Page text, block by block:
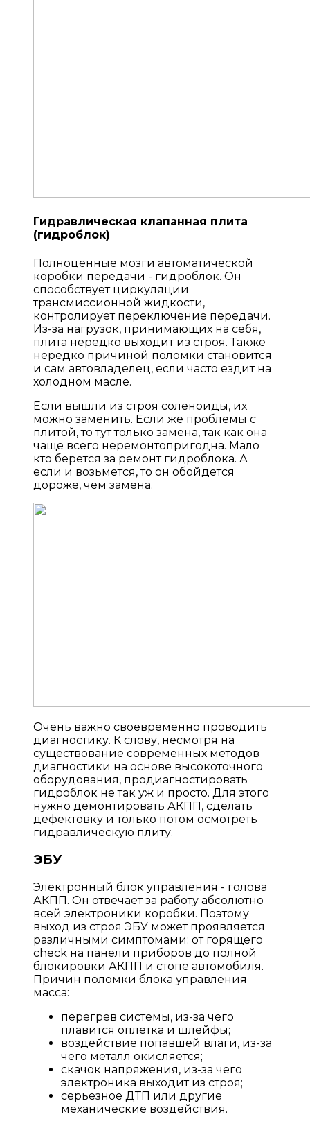
Гидравлическая клапанная плита
(гидроблок)
Полноценные мозги автоматической
коробки передачи - гидроблок. Он
способствует циркуляции
трансмиссионной жидкости,
контролирует переключение передачи.
Из-за нагрузок, принимающих на себя,
плита нередко выходит из строя. Также
нередко причиной поломки становится
и сам автовладелец, если часто ездит на
холодном масле.
Если вышли из строя соленоиды, их
можно заменить. Если же проблемы с
плитой, то тут только замена, так как она
чаще всего неремонтопригодна. Мало
кто берется за ремонт гидроблока. А
если и возьмется, то он обойдется
дороже, чем замена.
Очень важно своевременно проводить
диагностику. К слову, несмотря на
существование современных методов
диагностики на основе высокоточного
оборудования, продиагностировать
гидроблок не так уж и просто. Для этого
нужно демонтировать АКПП, сделать
дефектовку и только потом осмотреть
гидравлическую плиту.
ЭБУ
Электронный блок управления - голова
АКПП. Он отвечает за работу абсолютно
всей электроники коробки. Поэтому
выход из строя ЭБУ может проявляется
различными симптомами: от горящего
check на панели приборов до полной
блокировки АКПП и стопе автомобиля.
Причин поломки блока управления
масса:
перегрев системы, из-за чего
плавится оплетка и шлейфы;
воздействие попавшей влаги, из-за
чего металл окисляется;
скачок напряжения, из-за чего
электроника выходит из строя;
серьезное ДТП или другие
механические воздействия.